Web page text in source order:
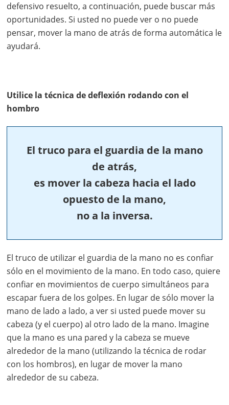
defensivo resuelto, a continuación, puede buscar más
oportunidades. Si usted no puede ver o no puede
pensar, mover la mano de atrás de forma automática le
ayudará.
Utilice la técnica de deflexión rodando con el
hombro
El truco para el guardia de la mano
de atrás,
es mover la cabeza hacia el lado
opuesto de la mano,
no a la inversa.
El truco de utilizar el guardia de la mano no es confiar
sólo en el movimiento de la mano. En todo caso, quiere
confiar en movimientos de cuerpo simultáneos para
escapar fuera de los golpes. En lugar de sólo mover la
mano de lado a lado, a ver si usted puede mover su
cabeza (y el cuerpo) al otro lado de la mano. Imagine
que la mano es una pared y la cabeza se mueve
alrededor de la mano (utilizando la técnica de rodar
con los hombros), en lugar de mover la mano
alrededor de su cabeza.